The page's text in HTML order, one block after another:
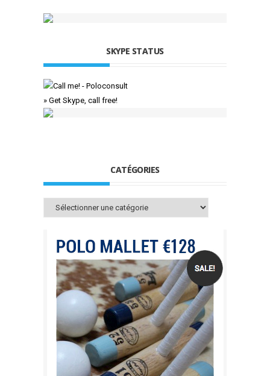
SKYPE STATUS
» Get Skype, call free!
CATÉGORIES
Catégories